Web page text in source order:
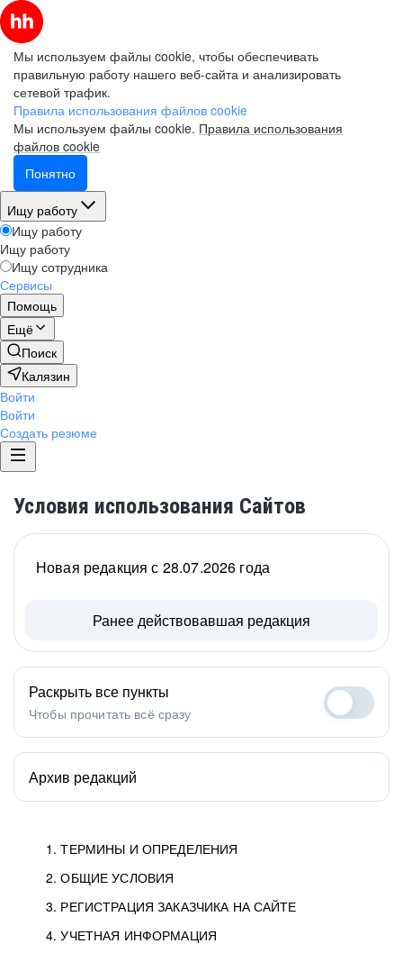
Мы используем файлы cookie, чтобы обеспечивать
правильную работу нашего веб-сайта и анализировать
сетевой трафик.
Правила использования файлов cookie
Мы используем файлы cookie. Правила использования
файлов cookie
Понятно
Ищу работу
Ищу работу
Ищу работу
Ищу сотрудника
Сервисы
Помощь
Ещё
Поиск
Калязин
Войти
Войти
Создать резюме
Условия использования Сайтов
1. ТЕРМИНЫ И ОПРЕДЕЛЕНИЯ
2. ОБЩИЕ УСЛОВИЯ
3. РЕГИСТРАЦИЯ ЗАКАЗЧИКА НА САЙТЕ
4. УЧЕТНАЯ ИНФОРМАЦИЯ
Новая редакция с 28.07.2026 года
Ранее действовавшая редакция
Раскрыть все пункты
Чтобы прочитать всё сразу
Архив редакций